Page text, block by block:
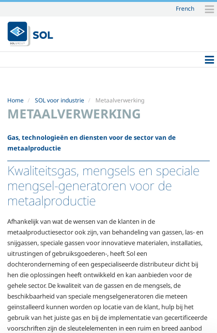
Skip
to
content.
|
to
French
Home SOL voor industrie Metaalverwerking
METAALVERWERKING
Gas, technologieën en diensten voor de sector van de
metaalproductie
Kwaliteitsgas, mengsels en speciale
mengsel-generatoren voor de
metaalproductie
Afhankelijk van wat de wensen van de klanten in de
metaalproductiesector ook zijn, van behandeling van gassen, las- en
snijgassen, speciale gassen voor innovatieve materialen, installaties,
uitrustingen of gebruiksgoederen-, heeft Sol een
dochteronderneming of een gespecialiseerde distributeur dicht bij
hen die oplossingen heeft ontwikkeld en kan aanbieden voor de
gehele sector. De kwaliteit van de gassen en de mengsels, de
beschikbaarheid van speciale mengselgeneratoren die meteen
geïnstalleerd kunnen worden op locatie van de klant, hulp bij het
gebruik van het juiste gas en bij de implementatie van gecertificeerde
voorschriften zijn de sleutelelementen in een ruim en breed aanbod